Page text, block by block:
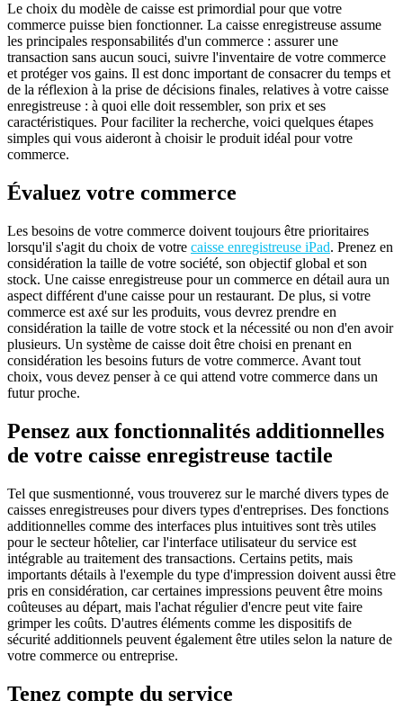
Le choix du modèle de caisse est primordial pour que votre
commerce puisse bien fonctionner. La caisse enregistreuse assume
les principales responsabilités d'un commerce : assurer une
transaction sans aucun souci, suivre l'inventaire de votre commerce
et protéger vos gains. Il est donc important de consacrer du temps et
de la réflexion à la prise de décisions finales, relatives à votre caisse
enregistreuse : à quoi elle doit ressembler, son prix et ses
caractéristiques. Pour faciliter la recherche, voici quelques étapes
simples qui vous aideront à choisir le produit idéal pour votre
commerce.
Évaluez votre commerce
Les besoins de votre commerce doivent toujours être prioritaires
lorsqu'il s'agit du choix de votre caisse enregistreuse iPad. Prenez en
considération la taille de votre société, son objectif global et son
stock. Une caisse enregistreuse pour un commerce en détail aura un
aspect différent d'une caisse pour un restaurant. De plus, si votre
commerce est axé sur les produits, vous devrez prendre en
considération la taille de votre stock et la nécessité ou non d'en avoir
plusieurs. Un système de caisse doit être choisi en prenant en
considération les besoins futurs de votre commerce. Avant tout
choix, vous devez penser à ce qui attend votre commerce dans un
futur proche.
Pensez aux fonctionnalités additionnelles
de votre caisse enregistreuse tactile
Tel que susmentionné, vous trouverez sur le marché divers types de
caisses enregistreuses pour divers types d'entreprises. Des fonctions
additionnelles comme des interfaces plus intuitives sont très utiles
pour le secteur hôtelier, car l'interface utilisateur du service est
intégrable au traitement des transactions. Certains petits, mais
importants détails à l'exemple du type d'impression doivent aussi être
pris en considération, car certaines impressions peuvent être moins
coûteuses au départ, mais l'achat régulier d'encre peut vite faire
grimper les coûts. D'autres éléments comme les dispositifs de
sécurité additionnels peuvent également être utiles selon la nature de
votre commerce ou entreprise.
Tenez compte du service